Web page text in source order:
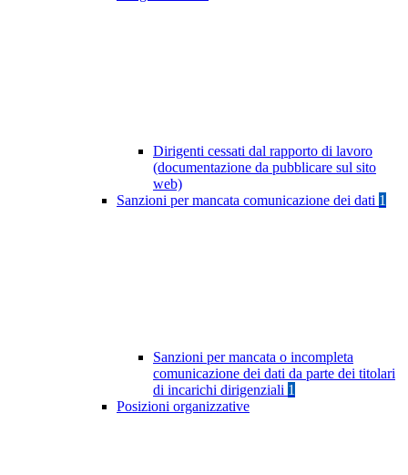
Dirigenti cessati dal rapporto di lavoro
(documentazione da pubblicare sul sito
web)
Sanzioni per mancata comunicazione dei dati 1
Sanzioni per mancata o incompleta
comunicazione dei dati da parte dei titolari
di incarichi dirigenziali 1
Posizioni organizzative